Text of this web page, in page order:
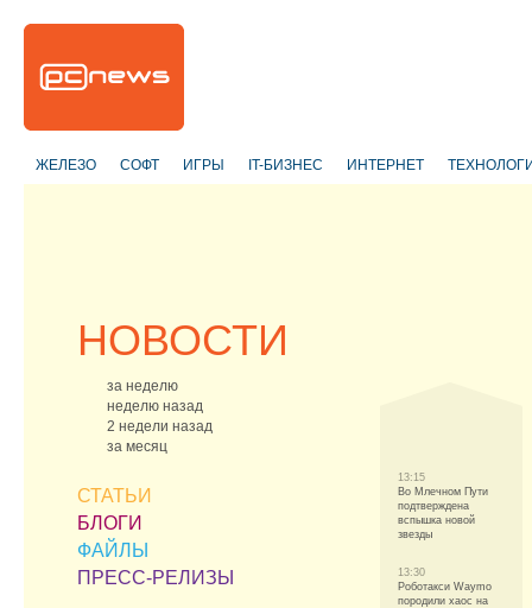
ЖЕЛЕЗО СОФТ ИГРЫ IT-БИЗНЕС ИНТЕРНЕТ
НОВОСТИ
за неделю
неделю назад
2 недели назад
за месяц
СТАТЬИ
БЛОГИ
ФАЙЛЫ
ПРЕСС-РЕЛИЗЫ
13:15
Во Млечном Пути
подтверждена
вспышка новой
звезды
13:30
Роботакси Waymo
породили хаос на